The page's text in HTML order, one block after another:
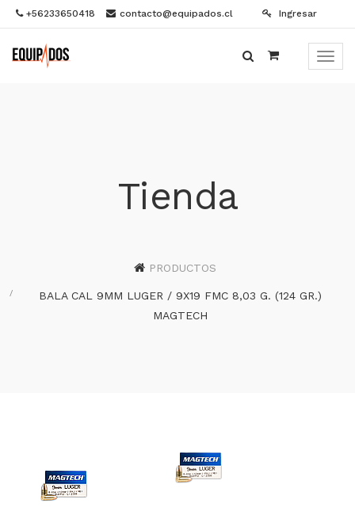
+56233650418 contacto@equipados.cl Ingresar
Menú
Tienda
PRODUCTOS
BALA CAL 9MM LUGER / 9X19 FMC 8,03 G. (124 GR.)
MAGTECH